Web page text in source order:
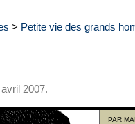
> Petite vie des grands
2007.
PAR